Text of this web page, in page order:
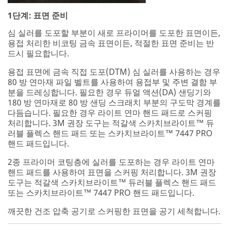
1단계: 표면 준비
심 실러를 도포할 부분이 새로 프라이머를 도포한 표면이든,
용접 처리한 비코팅 금속 표면이든, 적절한 표면 준비는 반
드시 필요합니다.
용접 표면에 금속 직접 도포(DTM) 심 실러를 사용하는 경우
80 방 연마재 파일 벨트를 사용하여 용접부 및 주변 결함 부
분을 드레싱합니다. 필요한 경우 듀얼 액션(DA) 샌딩기와
180 방 연마재로 80 방 샌딩 스크래치 부분의 구도막 경계를
다듬습니다. 필요한 경우 라이트 연마 핸드 패드로 스커핑
처리합니다. 3M 권장 도구는 적갈색 스카치브라이트™ 듀
러블 플렉스 핸드 패드 또는 스카치브라이트™ 7447 PRO
핸드 패드입니다.
2종 프라이머 코팅층에 실러를 도포하는 경우 라이트 연마
핸드 패드를 사용하여 표면을 스커핑 처리합니다. 3M 권장
도구는 적갈색 스카치브라이트™ 듀러블 플렉스 핸드 패드
또는 스카치브라이트™ 7447 PRO 핸드 패드입니다.
깨끗한 건조 압축 공기로 스커핑한 표면을 공기 세척합니다.